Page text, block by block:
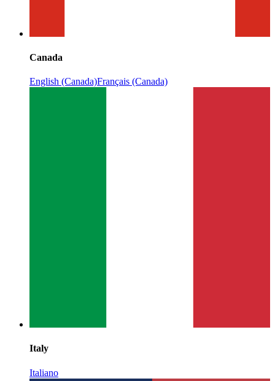
Canada
English (Canada)Français (Canada)
Italy
Italiano